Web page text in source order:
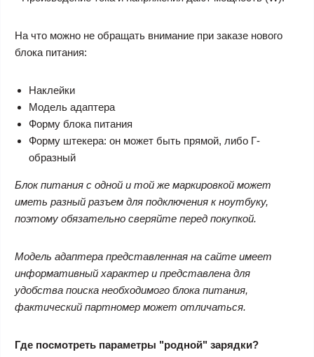
На что можно не обращать внимание при заказе нового
блока питания:
Наклейки
Модель адаптера
Форму блока питания
Форму штекера: он может быть прямой, либо Г-
образный
Блок питания с одной и той же маркировкой может
иметь разный разъем для подключения к ноутбуку,
поэтому обязательно сверяйте перед покупкой.
Модель адаптера представленная на сайте имеет
информативный характер и представлена для
удобства поиска необходимого блока питания,
фактический партномер может отличаться.
Где посмотреть параметры "родной" зарядки?